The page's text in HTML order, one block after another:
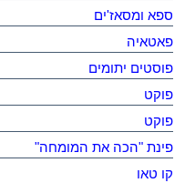
ספא ומסאז'ים
פאטאיה
פוסטים יתומים
פוקט
פוקט
פינת "הכה את המומחה"
קו טאו